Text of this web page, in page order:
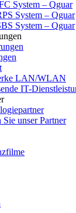
System – Qguar
System – Qguar
System – Qguar
LAN/WLAN
IT-
Sie unser Partner